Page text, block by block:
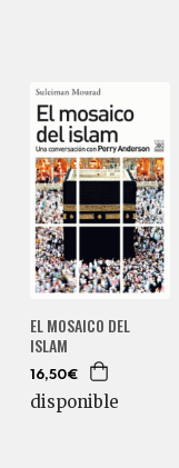
EL MOSAICO DEL
ISLAM
16,50€
disponible